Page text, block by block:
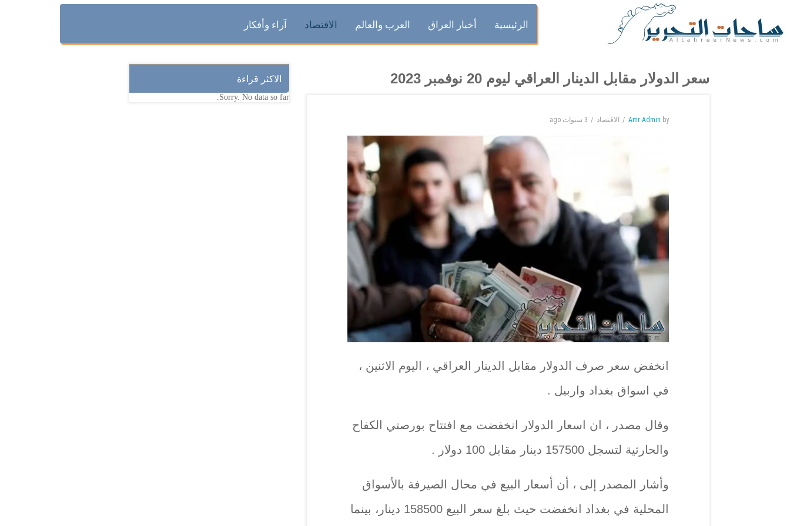
الرئيسية أخبار العراق العرب والعالم الاقتصاد آراء وأفكار
سعر الدولار مقابل الدينار العراقي ليوم 20 نوفمبر 2023
by
Amr Admin الاقتصاد 3 سنوات ago
انخفض سعر صرف الدولار مقابل الدينار العراقي ، اليوم الاثنين ،
في اسواق بغداد واربيل .
وقال مصدر ، ان اسعار الدولار انخفضت مع افتتاح بورصتي الكفاح
والحارثية لتسجل 157500 دينار مقابل 100 دولار .
وأشار المصدر إلى ، أن أسعار البيع في محال الصيرفة بالأسواق
المحلية في بغداد انخفضت حيث بلغ سعر البيع 158500 دينار، بينما
الاكثر قراءة
Sorry. No data so far.